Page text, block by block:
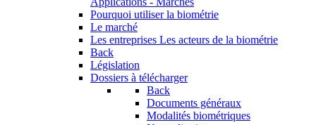
Pourquoi utiliser la biométrie
Le marché
Les entreprises Les acteurs de la biométrie
Back
Législation
Dossiers à télécharger
Back
Documents généraux
Modalités biométriques